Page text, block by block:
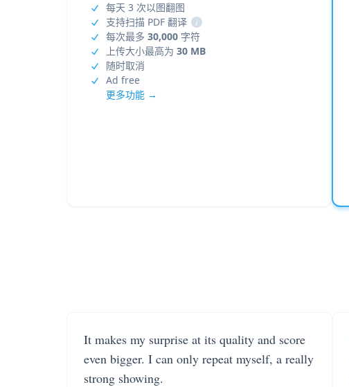
每天 3 次以图翻图
支持扫描 PDF 翻译
i
每次最多 30,000 字符
上传大小最高为 30 MB
随时取消
Ad free
更多功能 →
It makes my surprise at its quality and score
even bigger. I can only repeat myself, a really
strong showing.